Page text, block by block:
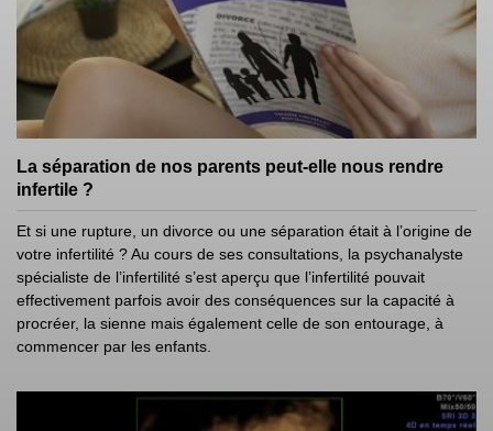
La séparation de nos parents peut-elle nous rendre
infertile ?
Et si une rupture, un divorce ou une séparation était à l’origine de
votre infertilité ? Au cours de ses consultations, la psychanalyste
spécialiste de l’infertilité s’est aperçu que l’infertilité pouvait
effectivement parfois avoir des conséquences sur la capacité à
procréer, la sienne mais également celle de son entourage, à
commencer par les enfants.